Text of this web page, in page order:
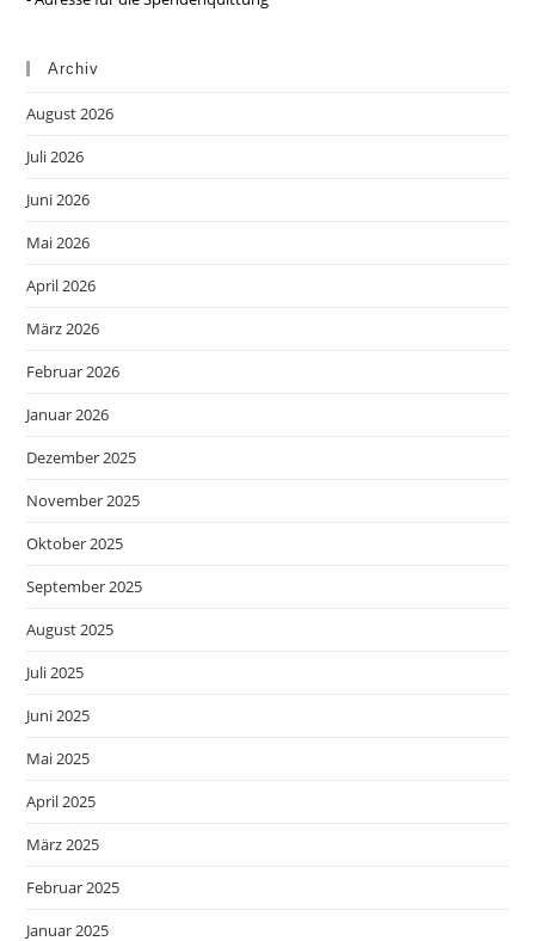
Archiv
August 2026
Juli 2026
Juni 2026
Mai 2026
April 2026
März 2026
Februar 2026
Januar 2026
Dezember 2025
November 2025
Oktober 2025
September 2025
August 2025
Juli 2025
Juni 2025
Mai 2025
April 2025
März 2025
Februar 2025
Januar 2025